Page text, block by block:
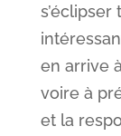
en arrive
voire à
et la